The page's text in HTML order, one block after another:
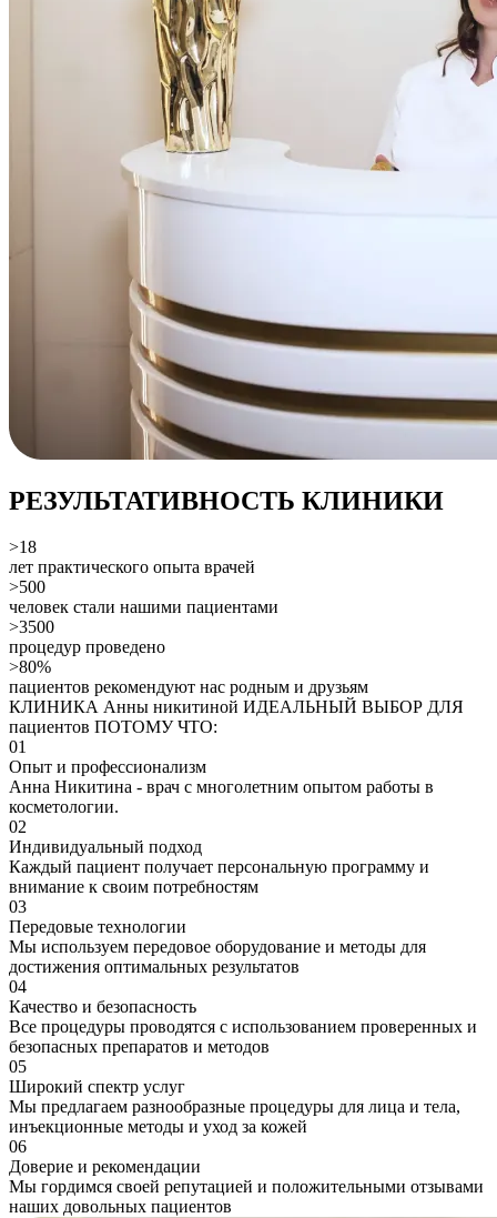
РЕЗУЛЬТАТИВНОСТЬ КЛИНИКИ
>18
лет практического опыта врачей
>500
человек стали нашими пациентами
>3500
процедур проведено
>80%
пациентов рекомендуют нас родным и друзьям
КЛИНИКА Анны никитиной ИДЕАЛЬНЫЙ ВЫБОР ДЛЯ
пациентов ПОТОМУ ЧТО:
01
Опыт и профессионализм
Анна Никитина - врач с многолетним опытом работы в
косметологии.
02
Индивидуальный подход
Каждый пациент получает персональную программу и
внимание к своим потребностям
03
Передовые технологии
Мы используем передовое оборудование и методы для
достижения оптимальных результатов
04
Качество и безопасность
Все процедуры проводятся с использованием проверенных и
безопасных препаратов и методов
05
Широкий спектр услуг
Мы предлагаем разнообразные процедуры для лица и тела,
инъекционные методы и уход за кожей
06
Доверие и рекомендации
Мы гордимся своей репутацией и положительными отзывами
наших довольных пациентов